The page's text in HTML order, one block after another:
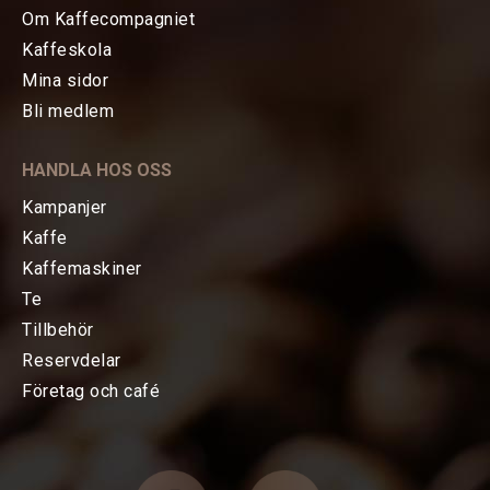
HEM
TE
KAFFEMASKINER
FÖRETAG OCH CAFÉ
RESERVDELAR
Om Kaffecompagniet
Kaffeskola
Mina sidor
Bli medlem
HANDLA HOS OSS
Kampanjer
Kaffe
Kaffemaskiner
Te
Tillbehör
Reservdelar
Företag och café